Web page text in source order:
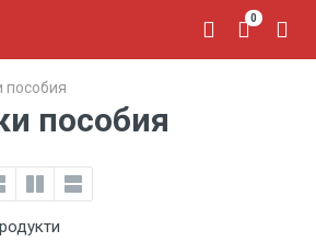
0
пособия
пособия